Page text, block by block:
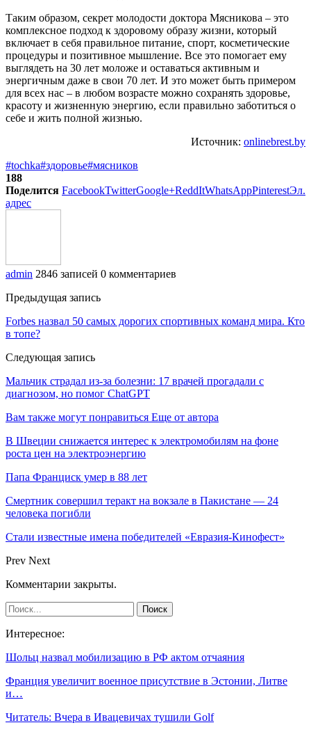
Таким образом, секрет молодости доктора Мясникова – это
комплексное подход к здоровому образу жизни, который
включает в себя правильное питание, спорт, косметические
процедуры и позитивное мышление. Все это помогает ему
выглядеть на 30 лет моложе и оставаться активным и
энергичным даже в свои 70 лет. И это может быть примером
для всех нас – в любом возрасте можно сохранять здоровье,
красоту и жизненную энергию, если правильно заботиться о
себе и жить полной жизнью.
Источник: onlinebrest.by
#tochka#здоровье#мясников
188
Поделится FacebookTwitterGoogle+ReddItWhatsAppPinterestЭл.
адрес
admin 2846 записей 0 комментариев
Предыдущая запись
Forbes назвал 50 самых дорогих спортивных команд мира. Кто
в топе?
Следующая запись
Мальчик страдал из-за болезни: 17 врачей прогадали с
диагнозом, но помог ChatGPT
Вам также могут понравиться Еще от автора
В Швеции снижается интерес к электромобилям на фоне
роста цен на электроэнергию
Папа Франциск умер в 88 лет
Смертник совершил теракт на вокзале в Пакистане — 24
человека погибли
Стали известные имена победителей «Евразия-Кинофест»
Prev Next
Комментарии закрыты.
Интересное:
Шольц назвал мобилизацию в РФ актом отчаяния
Франция увеличит военное присутствие в Эстонии, Литве
и…
Читатель: Вчера в Ивацевичах тушили Golf